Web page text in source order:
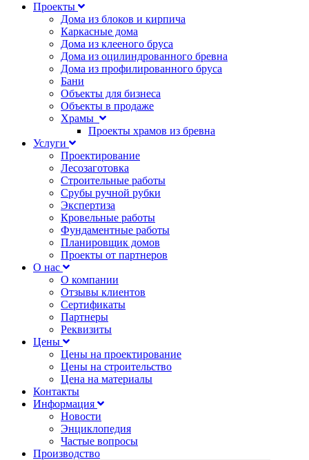
Проекты
Дома из блоков и кирпича
Каркасные дома
Дома из клееного бруса
Дома из оцилиндрованного бревна
Дома из профилированного бруса
Бани
Объекты для бизнеса
Объекты в продаже
Храмы
Проекты храмов из бревна
Услуги
Проектирование
Лесозаготовка
Строительные работы
Срубы ручной рубки
Экспертиза
Кровельные работы
Фундаментные работы
Планировщик домов
Проекты от партнеров
О нас
О компании
Отзывы клиентов
Сертификаты
Партнеры
Реквизиты
Цены
Цены на проектирование
Цены на строительство
Цена на материалы
Контакты
Информация
Новости
Энциклопедия
Частые вопросы
Производство